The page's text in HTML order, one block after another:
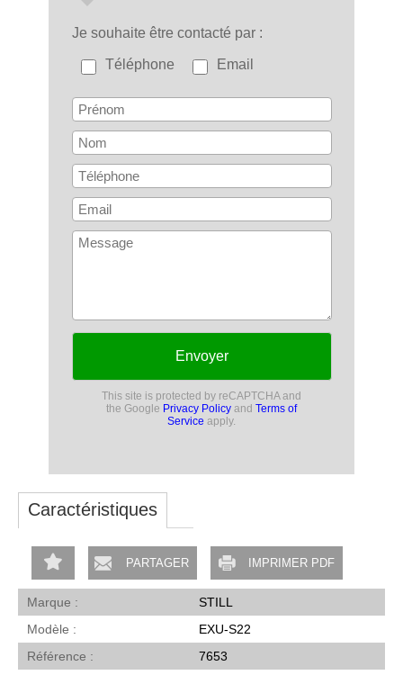
Caractéristiques
PARTAGER IMPRIMER PDF
Marque
STILL
Modèle
EXU-S22
Référence
7653
Je souhaite être contacté par
Téléphone Email
Envoyer
This site is protected by reCAPTCHA and
the Google Privacy Policy and Terms of
Service apply.